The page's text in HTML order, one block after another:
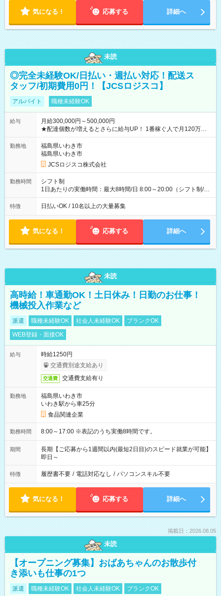
気になる！ 応募する 詳細へ
未読
◎完全未経験OK/日払い・週払い対応！配送ス
タッフ/初期費用0円！【JCSロジスコ】
アルバイト 職種未経験OK
給与
月給300,000円～500,000円
★配達個数が増えるとさらに給与UP！ 1番稼ぐ人で月120万ほ
ど！ ・主要都市エリア 月収55万円／週5日稼働 月収65万~112
万円／週6日稼働 ・地方郊外エリア 月収40万円／週5日稼働 月
収40万円~50万円／週6日稼働 ＜モデルイメージ＞ ■月収50万
円 (27歳男性/江東区在住)※元建築関係 1日150個配達×25日勤務
(日休み) ■月収80万円(43歳男性/墨田区在住)※元営業 1日200個
勤務地
福島県いわき市
福島県いわき市
JCSロジスコ株式会社
勤務時間
シフト制
1日あたりの実働時間：最大8時間/日 8:00～20:00（シフト制/実
働8時間） ※週5日勤務（場所次第では週4も有り） ※配達状況
によって時間外での勤務可能性有り ※案件により多少の前後あ
特徴 日払いOK / 10名以上の大量募集
気になる！ 応募する 詳細へ
未読
高時給！車通勤OK！土日休み！日勤のお仕事！
機械投入作業など
派遣 職種未経験OK 社会人未経験OK
ブランクOK
WEB登録・面接OK
給与
時給1250円
交通費別途支給あり
交通費 交通費支給有り
勤務地
福島県いわき市
いわき駅から車25分
食品関連企業
勤務時間 8:00～17:00 ※表記のうち実働8時間です。
期間
長期【ご応募から1週間以内(最短2日目)のスピード就業が可能】
即日～
特徴 履歴書不要 / 電話対応なし / パソコンスキル不要
気になる！ 応募する 詳細へ
掲載日：2026.08.05
未読
【オープニング募集】おばあちゃんのお散歩付
き添いも仕事の1つ
派遣 職種未経験OK 社会人未経験OK
ブランクOK